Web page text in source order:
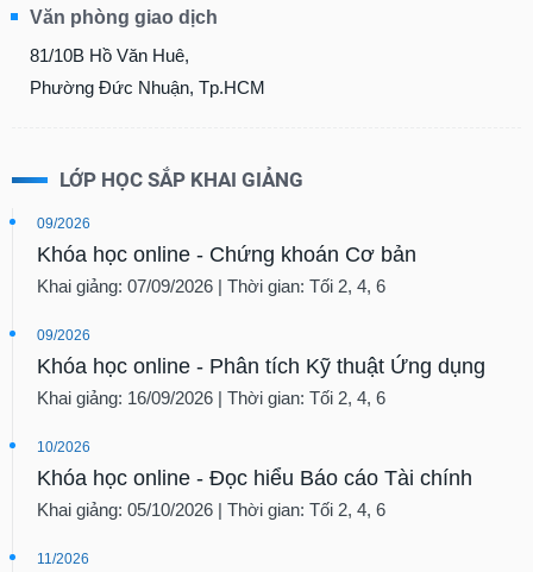
Văn phòng giao dịch
81/10B Hồ Văn Huê,
Phường Đức Nhuận, Tp.HCM
LỚP HỌC SẮP KHAI GIẢNG
09/2026
Khóa học online - Chứng khoán Cơ bản
Khai giảng: 07/09/2026 | Thời gian: Tối 2, 4, 6
09/2026
Khóa học online - Phân tích Kỹ thuật Ứng dụng
Khai giảng: 16/09/2026 | Thời gian: Tối 2, 4, 6
10/2026
Khóa học online - Đọc hiểu Báo cáo Tài chính
Khai giảng: 05/10/2026 | Thời gian: Tối 2, 4, 6
11/2026